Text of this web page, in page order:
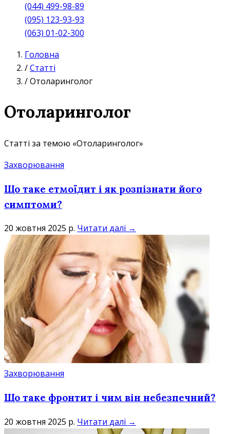
(044) 499-98-89
(095) 123-93-93
(063) 01-02-300
Головна
/Статті
/Отоларинголог
Отоларинголог
Статті за темою «Отоларинголог»
Захворювання
Що таке етмоїдит і як розпізнати його
симптоми?
20 жовтня 2025 р. Читати далі →
Захворювання
Що таке фронтит і чим він небезпечний?
20 жовтня 2025 р. Читати далі →